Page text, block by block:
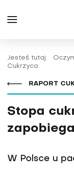
Jesteś tutaj:
Cukrzyca
RAPORT
Stopa
W Polsce u